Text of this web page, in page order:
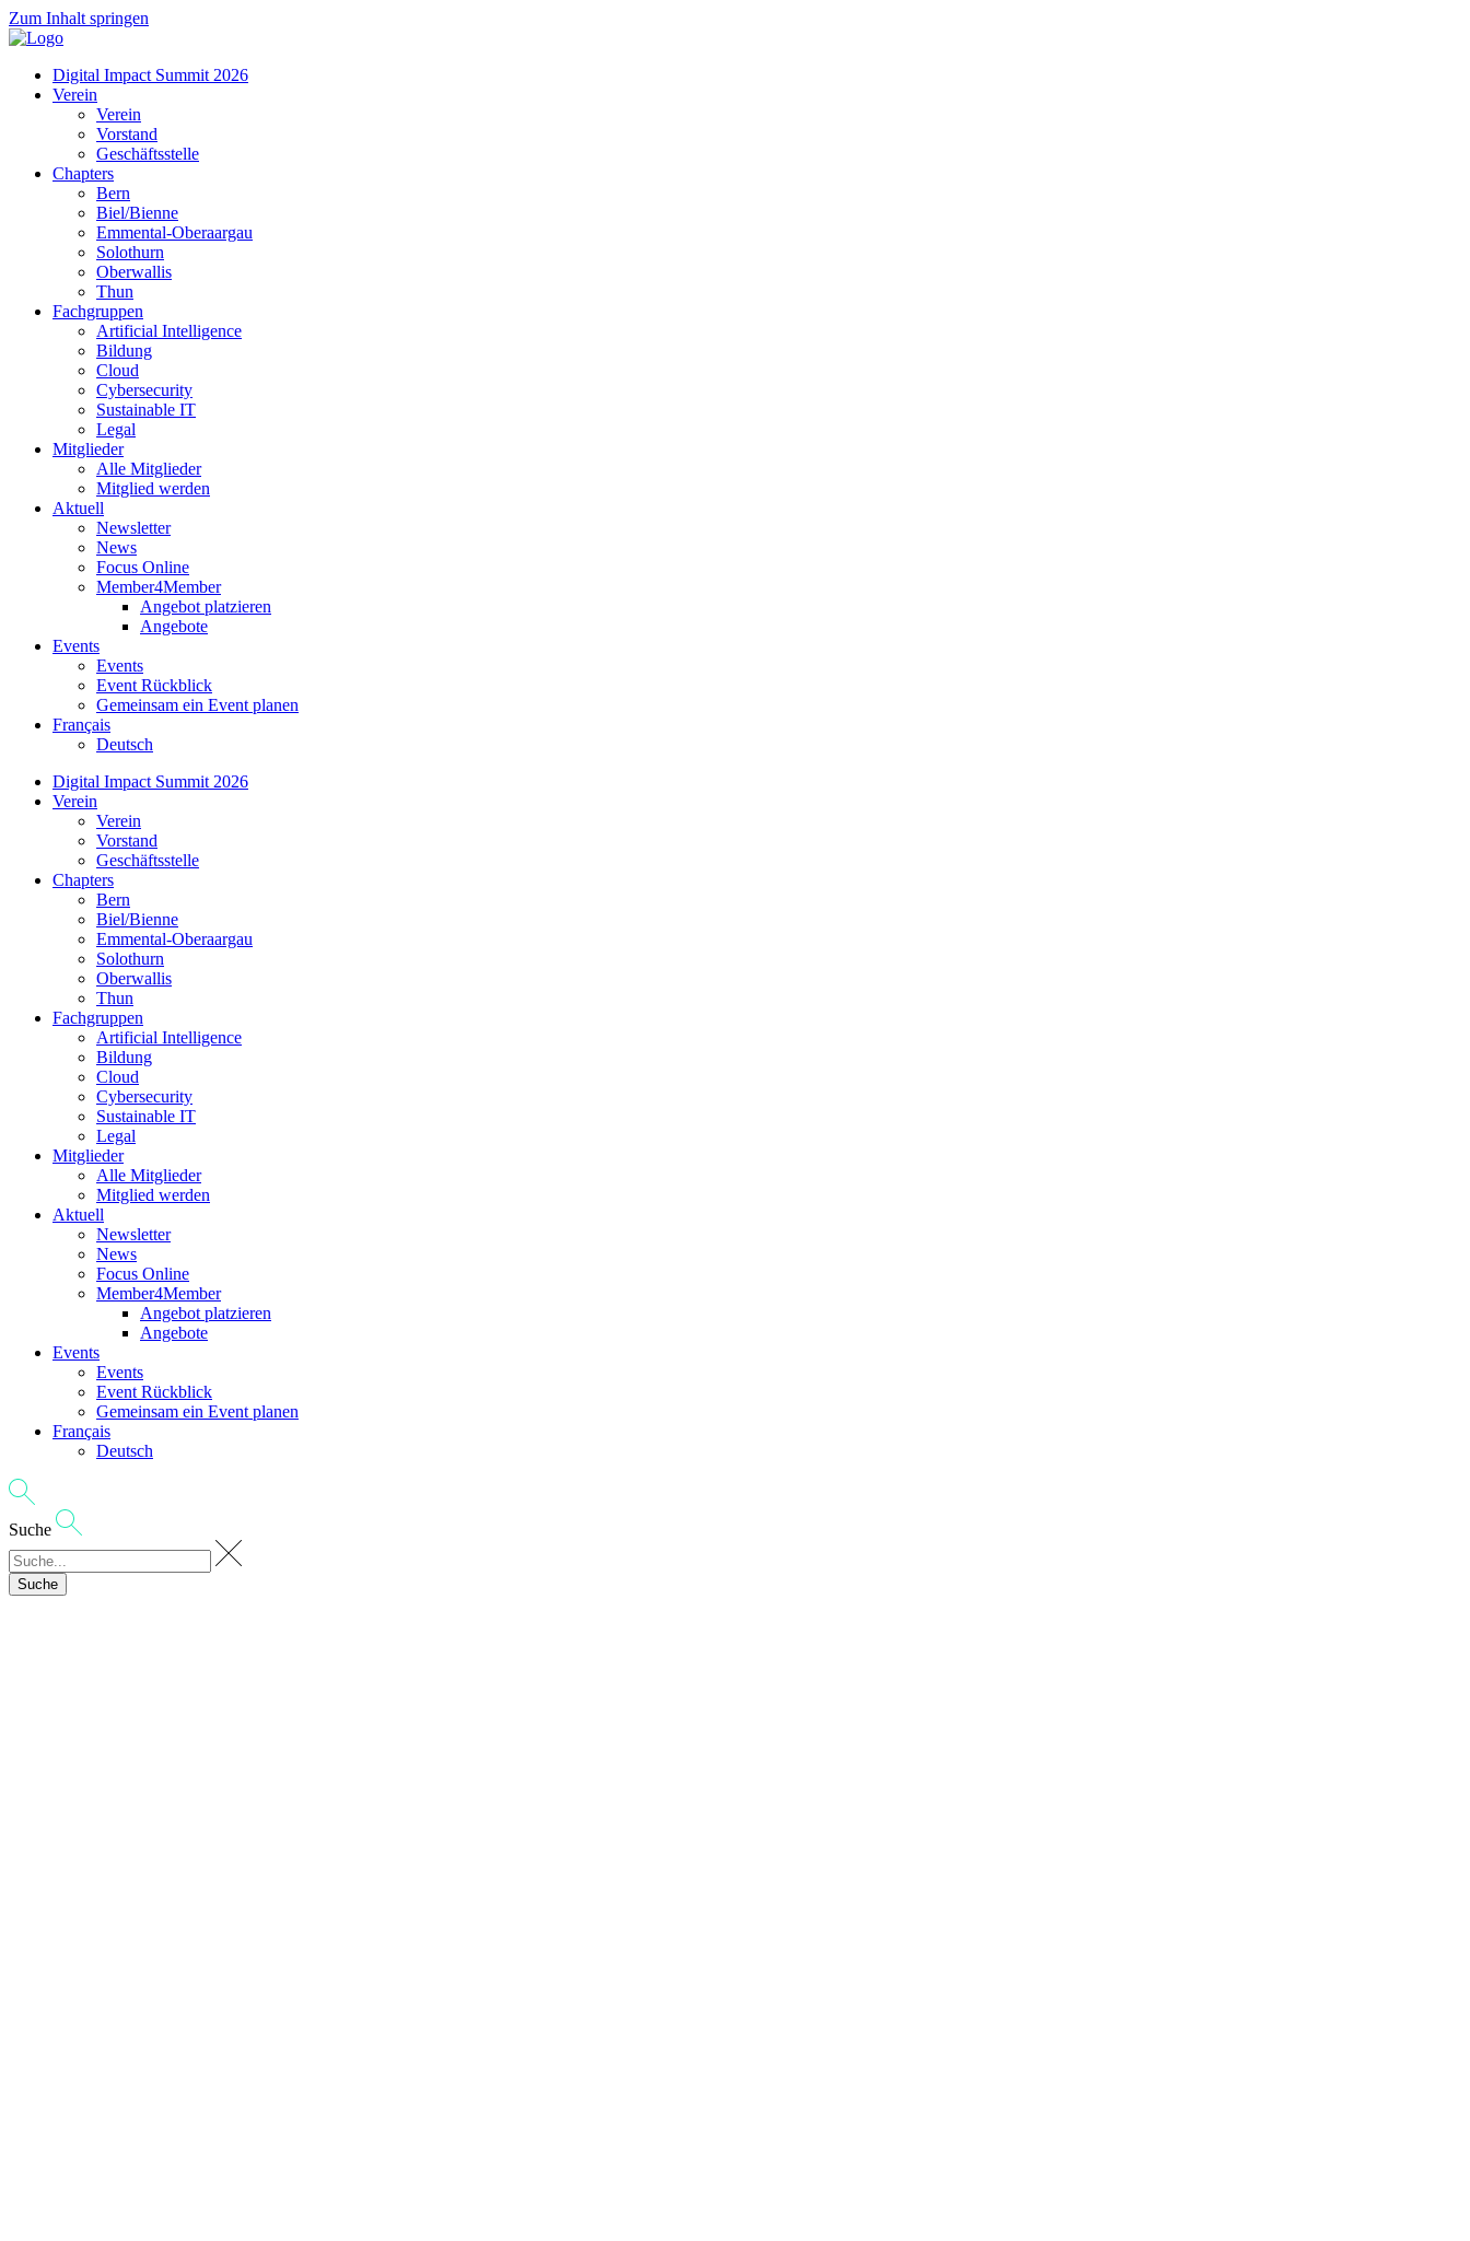
Zum Inhalt springen
Digital Impact Summit 2026
Verein
Verein
Vorstand
Geschäftsstelle
Chapters
Bern
Biel/Bienne
Emmental-Oberaargau
Solothurn
Oberwallis
Thun
Fachgruppen
Artificial Intelligence
Bildung
Cloud
Cybersecurity
Sustainable IT
Legal
Mitglieder
Alle Mitglieder
Mitglied werden
Aktuell
Newsletter
News
Focus Online
Member4Member
Angebot platzieren
Angebote
Events
Events
Event Rückblick
Gemeinsam ein Event planen
Français
Deutsch
Digital Impact Summit 2026
Verein
Verein
Vorstand
Geschäftsstelle
Chapters
Bern
Biel/Bienne
Emmental-Oberaargau
Solothurn
Oberwallis
Thun
Fachgruppen
Artificial Intelligence
Bildung
Cloud
Cybersecurity
Sustainable IT
Legal
Mitglieder
Alle Mitglieder
Mitglied werden
Aktuell
Newsletter
News
Focus Online
Member4Member
Angebot platzieren
Angebote
Events
Events
Event Rückblick
Gemeinsam ein Event planen
Français
Deutsch
Suche
Suche